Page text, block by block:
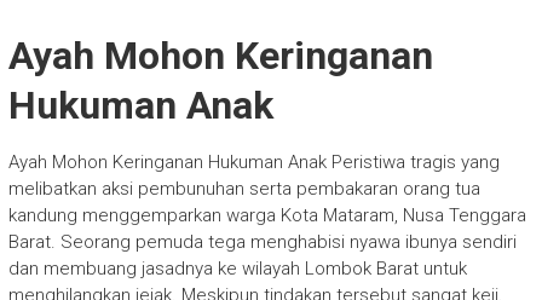
Ayah Mohon Keringanan
Hukuman Anak
Ayah Mohon Keringanan Hukuman Anak Peristiwa tragis yang
melibatkan aksi pembunuhan serta pembakaran orang tua
kandung menggemparkan warga Kota Mataram, Nusa Tenggara
Barat. Seorang pemuda tega menghabisi nyawa ibunya sendiri
dan membuang jasadnya ke wilayah Lombok Barat untuk
menghilangkan jejak. Meskipun tindakan tersebut sangat keji,